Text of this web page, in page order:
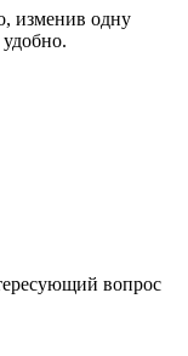
изменив одну
вопрос